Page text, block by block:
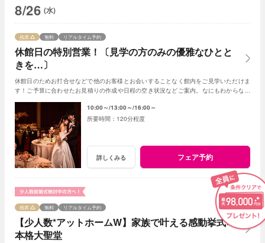
8/26 (水)
休館日の特別営業！〔見学の方のみの優雅なひとと
きを…〕
残席 無料 リアルタイム予約
休館日のためお打合せなどで他のお客様とお会いすることなく館内をご見学いただけま
す！ご予算に合わせたお見積りの作成や日程の空き状況などご案内。なにもわからなく
10:00～ 13:00～ 16:00～
120分程度
詳しくみる フェア予約
【少人数*アットホームW】家族で叶える感動挙式×
本格大聖堂
残席 無料 リアルタイム予約